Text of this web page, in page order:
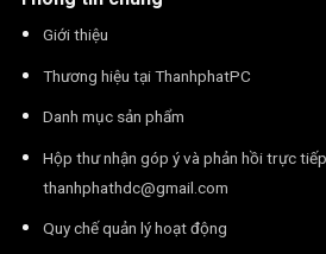
Giới thiệu
Thương hiệu tại ThanhphatPC
Danh mục sản phẩm
Hộp thư nhận góp ý và phản hồi trực
thanhphathdc@gmail.com
Quy chế quản lý hoạt động